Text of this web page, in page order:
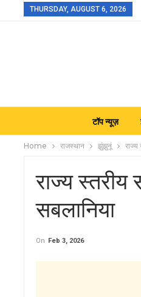
THURSDAY, AUGUST 6, 2026
टॉप न्यूज़
Home राजस्थान झुंझुनूं राज्य
राज्य स्तरीय
सबलानिया
On Feb 3, 2026